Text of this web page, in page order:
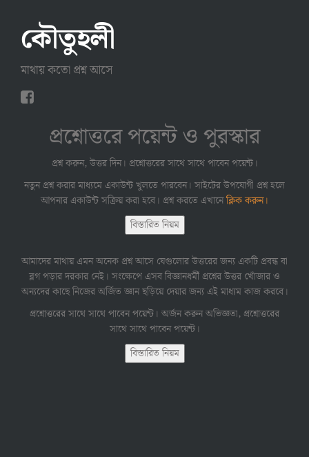
কৌতুহলী
মাথায় কতো প্রশ্ন আসে
প্রশ্নোত্তরে পয়েন্ট ও পুরস্কার
প্রশ্ন করুন, উত্তর দিন। প্রশ্নোত্তরের সাথে সাথে পাবেন পয়েন্ট।
নতুন প্রশ্ন করার মাধ্যমে একাউন্ট খুলতে পারবেন। সাইটের উপযোগী প্রশ্ন হলে
আপনার একাউন্ট সক্রিয় করা হবে। প্রশ্ন করতে এখানেক্লিক করুন।
বিস্তারিত নিয়ম
আমাদের মাথায় এমন অনেক প্রশ্ন আসে যেগুলোর উত্তরের জন্য একটি প্রবন্ধ বা
ব্লগ পড়ার দরকার নেই। সংক্ষেপে এসব বিজ্ঞানধর্মী প্রশ্নের উত্তর খোঁজার ও
অন্যদের কাছে নিজের অর্জিত জ্ঞান ছড়িয়ে দেয়ার জন্য এই মাধ্যম কাজ করবে।
প্রশ্নোত্তরের সাথে সাথে পাবেন পয়েন্ট। অর্জন করুন অভিজ্ঞতা, প্রশ্নোত্তরের
সাথে সাথে পাবেন পয়েন্ট।
বিস্তারিত নিয়ম